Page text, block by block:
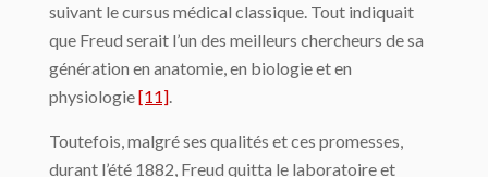
suivant le cursus médical classique. Tout indiquait
que Freud serait l’un des meilleurs chercheurs de sa
génération en anatomie, en biologie et en
physiologie[11].
Toutefois, malgré ses qualités et ces promesses,
durant l’été 1882, Freud quitta le laboratoire et